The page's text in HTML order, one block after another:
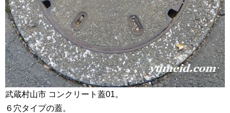
武蔵村山市 コンクリート蓋01。
６穴タイプの蓋。